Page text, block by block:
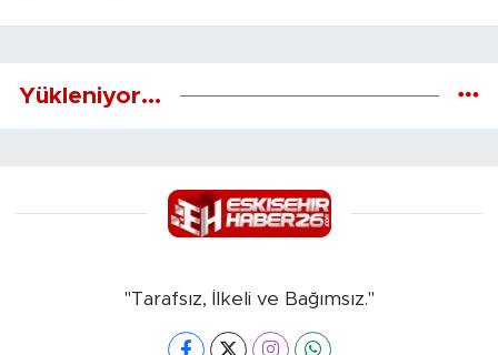
Yükleniyor...
"Tarafsız, İlkeli ve Bağımsız."